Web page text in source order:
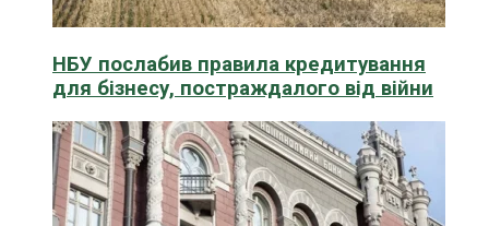
НБУ послабив правила кредитування
для бізнесу, постраждалого від війни